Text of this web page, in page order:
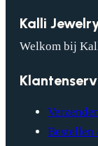
Kalli
Welkom bij
Bestellen